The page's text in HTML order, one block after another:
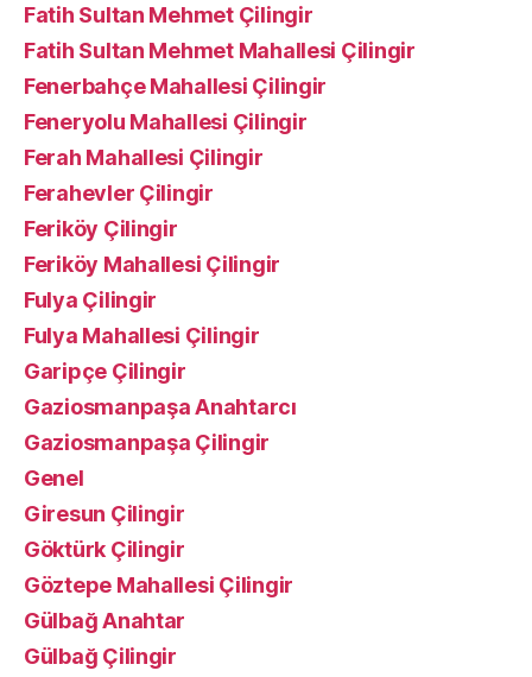
Fatih Sultan Mehmet Çilingir
Fatih Sultan Mehmet Mahallesi Çilingir
Fenerbahçe Mahallesi Çilingir
Feneryolu Mahallesi Çilingir
Ferah Mahallesi Çilingir
Ferahevler Çilingir
Feriköy Çilingir
Feriköy Mahallesi Çilingir
Fulya Çilingir
Fulya Mahallesi Çilingir
Garipçe Çilingir
Gaziosmanpaşa Anahtarcı
Gaziosmanpaşa Çilingir
Genel
Giresun Çilingir
Göktürk Çilingir
Göztepe Mahallesi Çilingir
Gülbağ Anahtar
Gülbağ Çilingir